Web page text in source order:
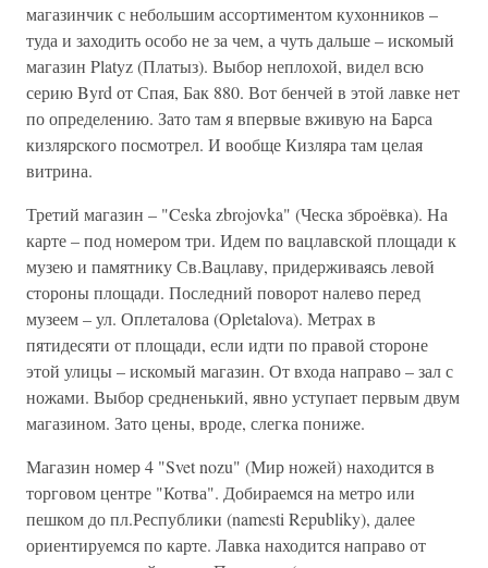
магазинчик с небольшим ассортиментом кухонников –
туда и заходить особо не за чем, а чуть дальше – искомый
магазин Platyz (Платыз). Выбор неплохой, видел всю
серию Byrd от Спая, Бак 880. Вот бенчей в этой лавке нет
по определению. Зато там я впервые вживую на Барса
кизлярского посмотрел. И вообще Кизляра там целая
витрина.
Третий магазин – "Ceska zbrojovka" (Ческа зброёвка). На
карте – под номером три. Идем по вацлавской площади к
музею и памятнику Св.Вацлаву, придерживаясь левой
стороны площади. Последний поворот налево перед
музеем – ул. Оплеталова (Opletalova). Метрах в
пятидесяти от площади, если идти по правой стороне
этой улицы – искомый магазин. От входа направо – зал с
ножами. Выбор средненький, явно уступает первым двум
магазином. Зато цены, вроде, слегка пониже.
Магазин номер 4 "Svet nozu" (Мир ножей) находится в
торговом центре "Котва". Добираемся на метро или
пешком до пл.Республики (namesti Republiky), далее
ориентируемся по карте. Лавка находится направо от